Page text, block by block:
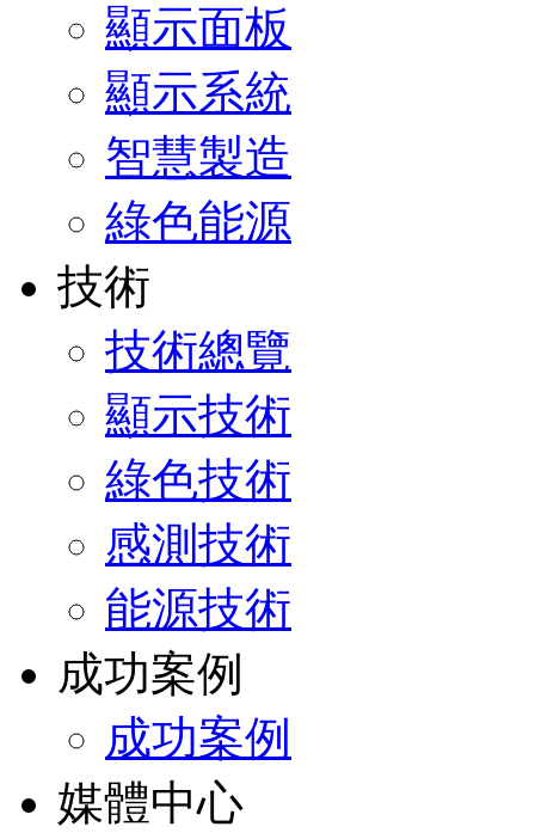
顯示面板
顯示系統
智慧製造
綠色能源
技術
技術總覽
顯示技術
綠色技術
感測技術
能源技術
成功案例
成功案例
媒體中心